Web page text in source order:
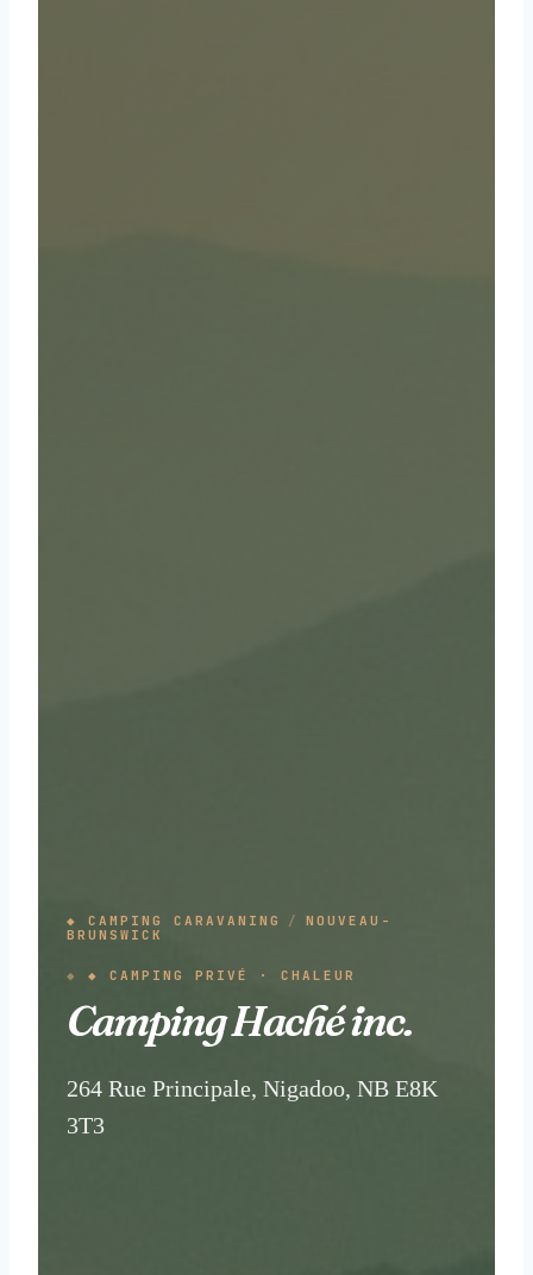
◆ CAMPING CARAVANING /
NOUVEAU-
BRUNSWICK
◆ CAMPING PRIVÉ · CHALEUR
Camping Haché inc.
264 Rue Principale, Nigadoo, NB E8K
3T3